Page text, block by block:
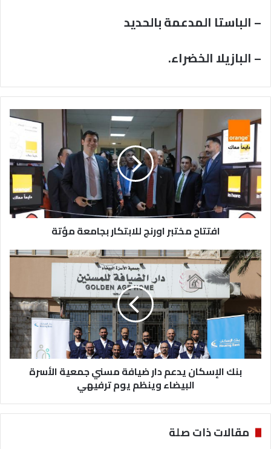
– الباستا المدعمة بالحديد
– البازيلا الخضراء.
افتتاح
مختبر
اورنج
للابتكار
بجامعة
مؤتة
افتتاح مختبر اورنج للابتكار بجامعة مؤتة
بنك
الإسكان
يدعم
دار
ضيافة
مسني
جمعية
الأسرة
البيضاء
وينظمبنك الإسكان يدعم دار ضيافة مسني جمعية الأسرة
البيضاء وينظم يوم ترفيهي
مقالات ذات صلة